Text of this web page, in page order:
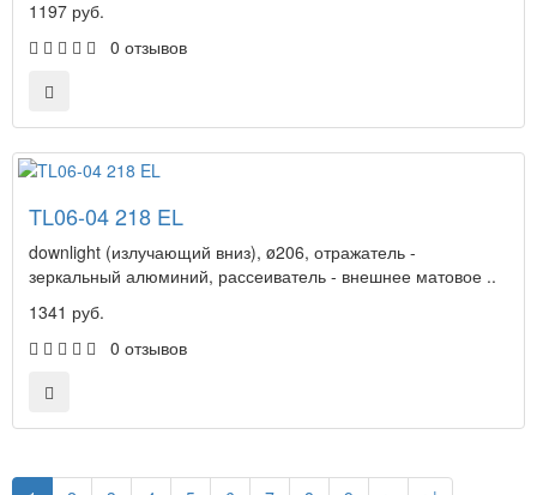
1197 руб.
0 отзывов
TL06-04 218 EL
downlight (излучающий вниз), ø206, отражатель -
зеркальный алюминий, рассеиватель - внешнее матовое ..
1341 руб.
0 отзывов